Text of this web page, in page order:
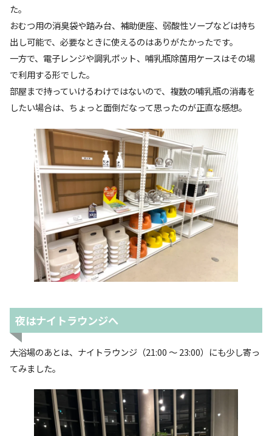
た。
おむつ用の消臭袋や踏み台、補助便座、弱酸性ソープなどは持ち
出し可能で、必要なときに使えるのはありがたかったです。
一方で、電子レンジや調乳ポット、哺乳瓶除菌用ケースはその場
で利用する形でした。
部屋まで持っていけるわけではないので、複数の哺乳瓶の消毒を
したい場合は、ちょっと面倒だなって思ったのが正直な感想。
夜はナイトラウンジへ
大浴場のあとは、ナイトラウンジ（21:00 〜 23:00）にも少し寄っ
てみました。